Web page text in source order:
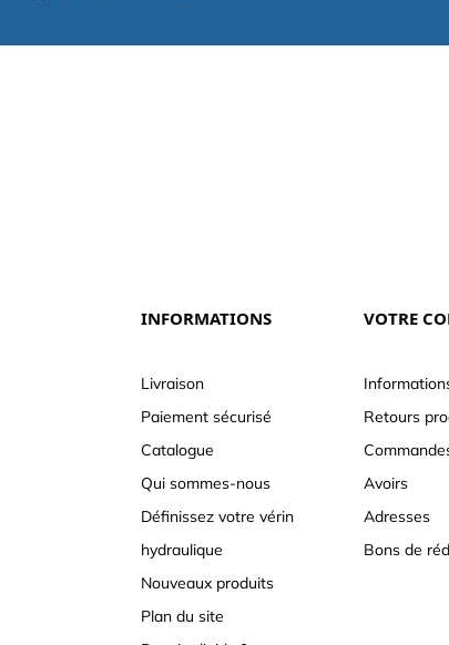
INFORMATIONS
Livraison
Paiement sécurisé
Catalogue
Qui sommes-nous
Définissez votre vérin
hydraulique
Nouveaux produits
Plan du site
VOTRE
Retours
Avoirs
Adresses
Bons de